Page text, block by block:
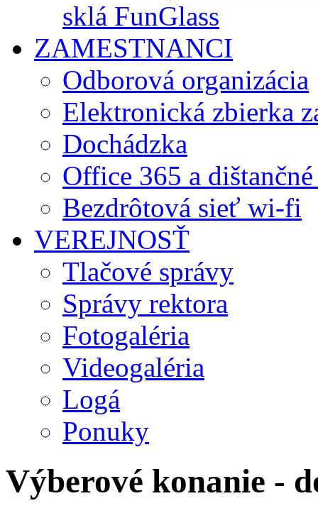
sklá FunGlass
ZAMESTNANCI
Odborová organizácia
Elektronická zbierka
Dochádzka
Office 365 a
Bezdrôtová sieť wi-fi
VEREJNOSŤ
Tlačové správy
Správy rektora
Fotogaléria
Videogaléria
Logá
Ponuky
Výberové konanie -